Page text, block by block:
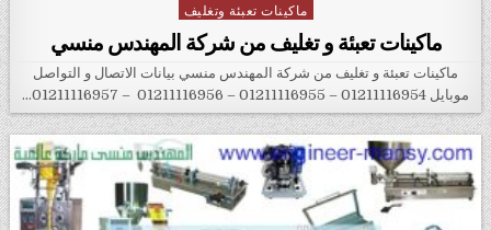
Posted in
ماكينات تعبئة وتغليف
ماكينات تعبئة و تغليف من شركة المهندس منسي
ماكينات تعبئة و تغليف من شركة المهندس منسي بيانات الاتصال و التواصل
موبايل 01211116954 – 01211116955 – 01211116956 – 01211116957…